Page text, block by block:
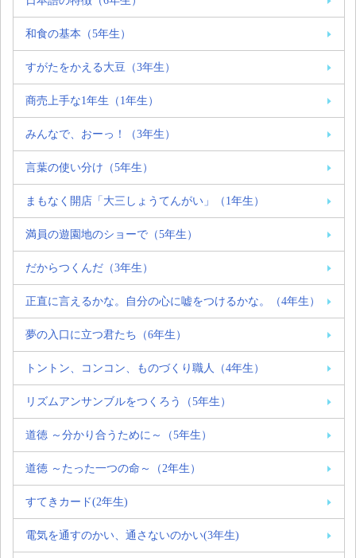
和食の基本（5年生）
すがたをかえる大豆（3年生）
商売上手な1年生（1年生）
みんなで、おーっ！（3年生）
言葉の使い分け（5年生）
まもなく開店「大三しょうてんがい」（1年生）
満員の遊園地のショーで（5年生）
だからつくんだ（3年生）
正直に言えるかな。自分の心に嘘をつけるかな。（4年生）
夢の入口に立つ君たち（6年生）
トントン、コンコン、ものづくり職人（4年生）
リズムアンサンブルをつくろう（5年生）
道徳 ～分かり合うために～（5年生）
道徳 ～たった一つの命～（2年生）
すてきカード(2年生)
電気を通すのかい、通さないのかい(3年生)